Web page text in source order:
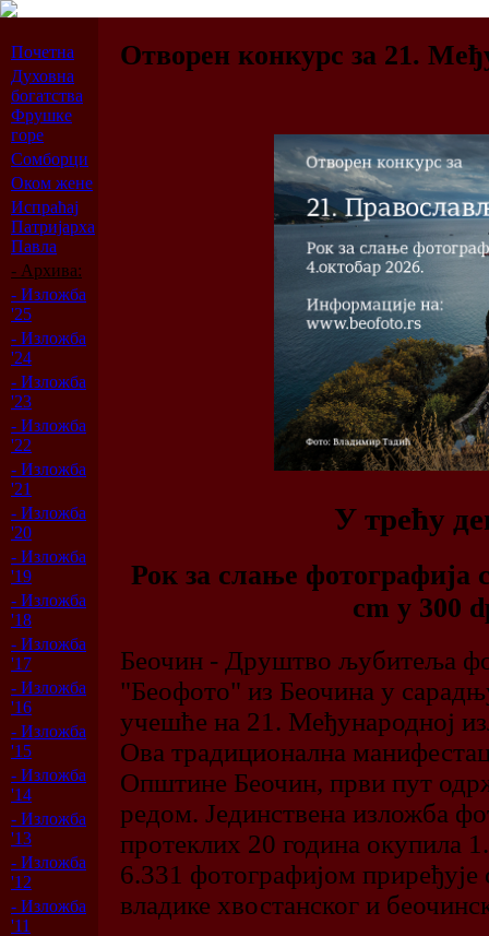
Почетна
Духовна
богатства
Фрушке
горе
Сомборци
Оком жене
Испраћај
Патријарха
Павла
- Архива:
- Изложба
'25
- Изложба
'24
- Изложба
'23
- Изложба
'22
- Изложба
'21
- Изложба
'20
- Изложба
'19
- Изложба
'18
- Изложба
'17
- Изложба
'16
- Изложба
'15
- Изложба
'14
- Изложба
'13
- Изложба
'12
- Изложба
'11
Отворен конкурс за 21.
У трећу
Рок за слање фотографија
cm у 300
Беочин - Друштво љубитеља
"Беофото" из Беочина у
учешће на 21. Међународној
Ова традиционална
Општине Беочин, први пут
редом. Јединствена изложба
протеклих 20 година окупила
6.331 фотографијом приређује
владике хвостанског и